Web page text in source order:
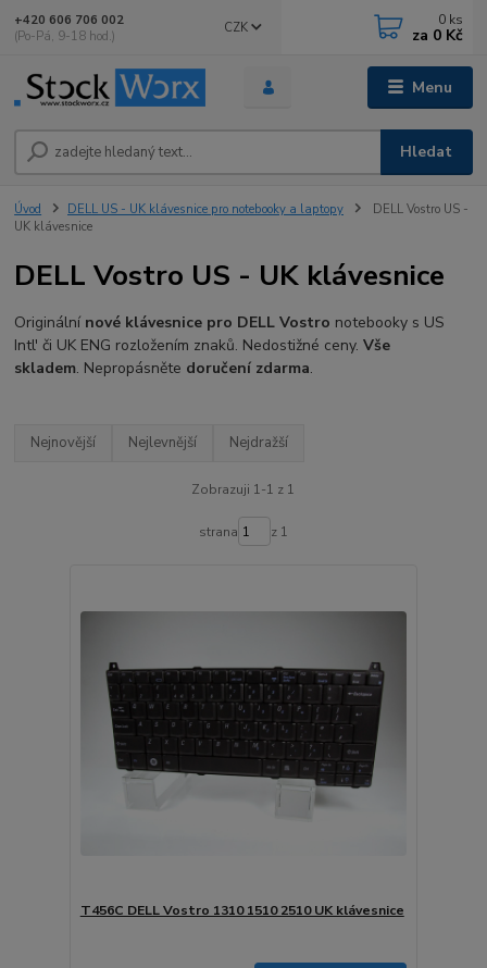
Menu
CZK
Hledat
+420 606 706 002
(Po-Pá, 9-18 hod.)
0 ks
za 0 Kč
Úvod DELL US - UK klávesnice pro notebooky a laptopy
DELL Vostro US -
UK klávesnice
DELL Vostro US - UK klávesnice
Originální nové klávesnice pro DELL Vostro notebooky s US
Intl' či UK ENG rozložením znaků. Nedostižné ceny.Vše
skladem. Nepropásněte doručení zdarma.
Nejnovější Nejlevnější Nejdražší
Zobrazuji 1-1 z 1
strana z 1
T456C DELL Vostro 1310 1510 2510 UK klávesnice